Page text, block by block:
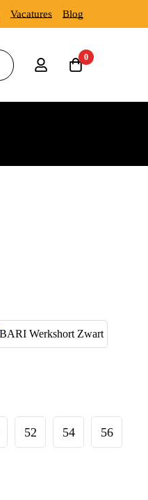
Vacatures Blog
0
52 54 56